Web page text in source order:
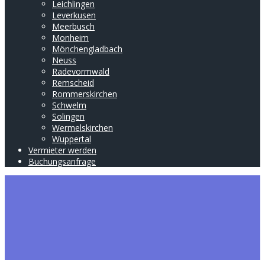
Leichlingen
Leverkusen
Meerbusch
Monheim
Mönchengladbach
Neuss
Radevormwald
Remscheid
Rommerskirchen
Schwelm
Solingen
Wermelskirchen
Wuppertal
Vermieter werden
Buchungsanfrage